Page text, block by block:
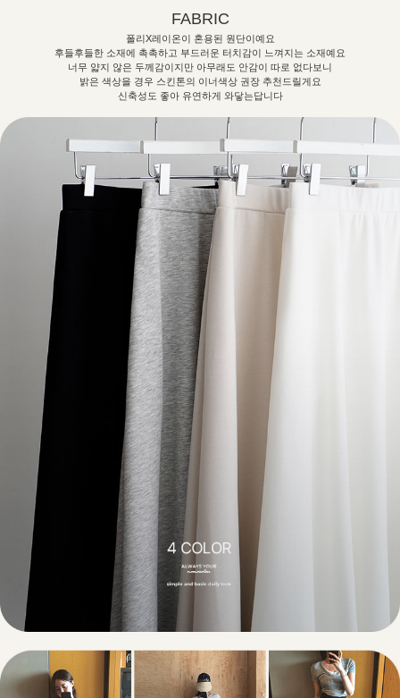
FABRIC
폴리X레이온이 혼용된 원단이예요
후들후들한 소재에 촉촉하고 부드러운 터치감이 느껴지는 소재예요
너무 얇지 않은 두께감이지만 아무래도 안감이 따로 없다보니
밝은 색상을 경우 스킨톤의 이너색상 권장 추천드릴게요
신축성도 좋아 유연하게 와닿는답니다